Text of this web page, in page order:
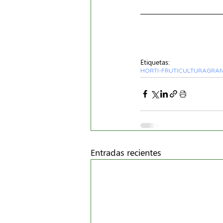
Etiquetas:
HORTI-FRUTICULTURA
Entradas recientes